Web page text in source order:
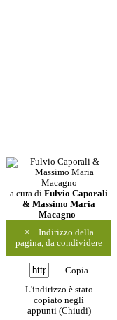
a cura di Fulvio Caporali
& Massimo Maria
Macagno
×
Indirizzo della
pagina, da condividere
Copia
L'indirizzo è stato
copiato negli
appunti (Chiudi)